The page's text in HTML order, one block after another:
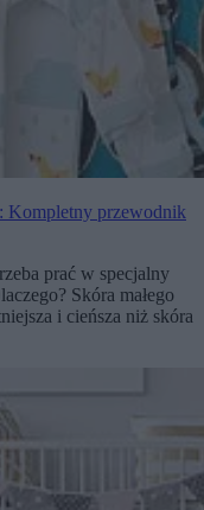
Kompletny przewodnik
prać w specjalny
Skóra małego
i cieńsza niż skóra